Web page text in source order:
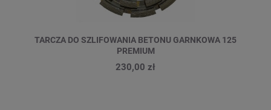
TARCZA DO SZLIFOWANIA BETONU GARNKOWA 125
PREMIUM
230,00 zł